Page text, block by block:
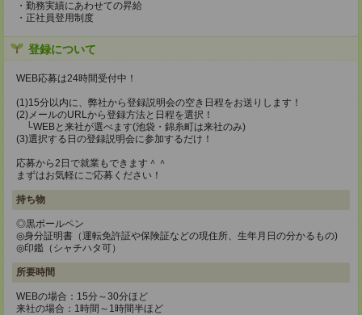
・勤務実績にあわせての昇給
・正社員登用制度
登録について
WEB応募は24時間受付中！
(1)15分以内に、弊社から登録説明会の空き日程をお送りします！
(2)メールのURLから登録方法と日程を選択！
└WEBと来社が選べます(池袋・錦糸町は来社のみ)
(3)選択する日の登録説明会に参加するだけ！
応募から2日で就業もできます＾＾
まずはお気軽にご応募ください！
持ち物
◎黒ボールペン
◎身分証明書（運転免許証や保険証などの現住所、生年月日の分かるもの)
◎印鑑（シャチハタ可）
所要時間
WEBの場合：15分～30分ほど
来社の場合：1時間～1時間半ほど